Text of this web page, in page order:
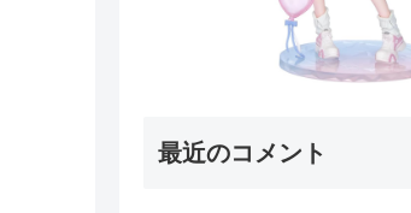
最近のコメント